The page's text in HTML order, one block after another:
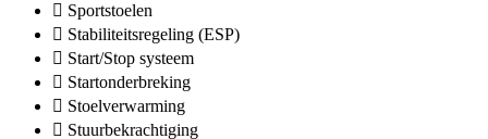
Sportstoelen
Stabiliteitsregeling (ESP)
Start/Stop systeem
Startonderbreking
Stoelverwarming
Stuurbekrachtiging